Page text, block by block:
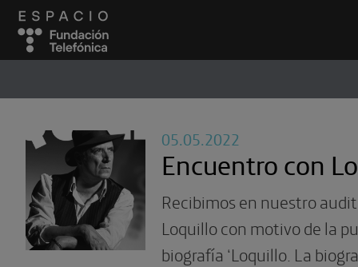
05.05.2022
Encuentro con
Recibimos en nuestro
Loquillo con motivo de la
biografía ‘Loquillo. La